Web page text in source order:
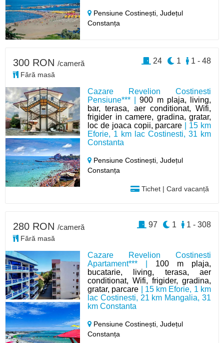
Pensiune Costinești,Județul
Constanța
Cazare Revelion Costinesti
Pensiune*** |900 m plaja, living,
bar, terasa, aer conditionat, Wifi,
frigider in camere, gradina, gratar,
loc de joaca copii, parcare | 15 km
Eforie, 1 km lac Costinesti, 31 km
Constanta
Pensiune Costinești,Județul
Constanța
Tichet | Card vacanță
300 RON /cameră
Fără masă
1 - 48
1
24
Cazare Revelion Costinesti
Apartament*** | 100 m plaja,
bucatarie, living, terasa, aer
conditionat, Wifi, frigider, gradina,
gratar, parcare | 15 km Eforie, 1 km
lac Costinesti, 21 km Mangalia, 31
km Constanta
Pensiune Costinești,Județul
Constanța
280 RON /cameră
Fără masă
1 - 308
1
97